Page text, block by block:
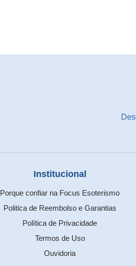
Institucional
Porque confiar na Focus Esoterismo
Politica de Reembolso e Garantias
Política de Privacidade
Termos de Uso
Ouvidoria